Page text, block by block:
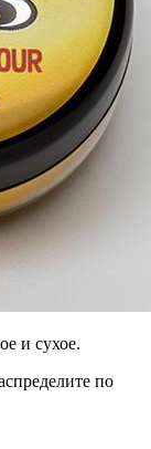
и сухое.
по